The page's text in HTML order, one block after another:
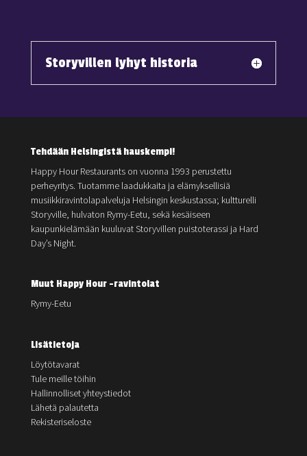
Storyvillen lyhyt historia
Tehdään Helsingistä hauskempi!
Happy Hour Restaurants on vuonna 1993 perustettu
perheyritys. Tuotamme laadukkaita ja elämyksellisiä
musiikkiravintolapalveluja Helsingin keskustassa; kultturelli
Storyville, hulvaton Rymy-Eetu, sekä kesäiseen
kaupunkielämään kuuluvat Storyvillen puistoterassi ja Hard
Day’s Night.
Muut Happy Hour -ravintolat
Rymy-Eetu
Lisätietoja
Löytötavarat
Tule meille töihin
Hallinnolliset yhteystiedot
Lähetä palautetta
Rekisteriseloste